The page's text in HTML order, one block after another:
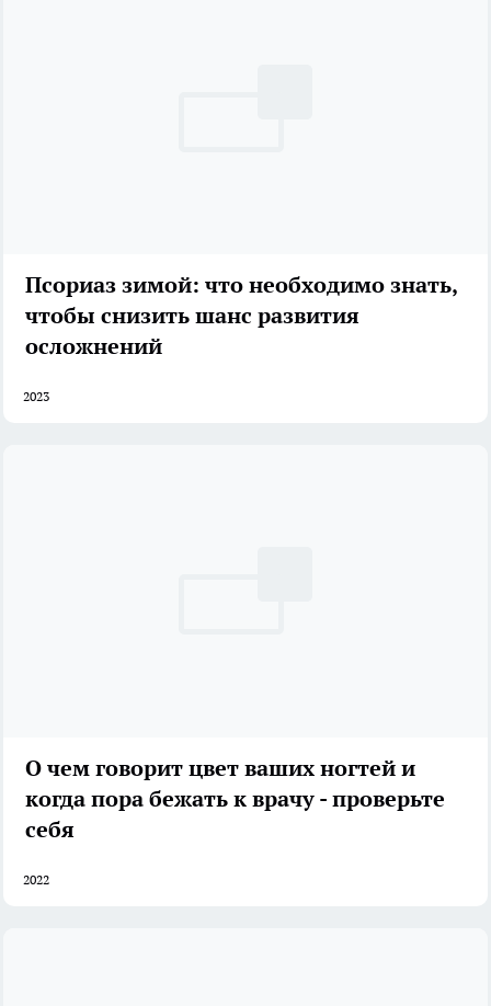
Псориаз зимой: что необходимо знать,
чтобы снизить шанс развития
осложнений
2023
О чем говорит цвет ваших ногтей и
когда пора бежать к врачу - проверьте
себя
2022